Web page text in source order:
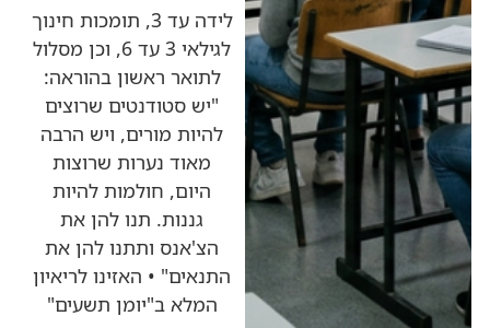
לידה עד 3, תומכות חינוך
לגילאי 3 עד 6, וכן מסלול
לתואר ראשון בהוראה:
"יש סטודנטים שרוצים
להיות מורים, ויש הרבה
מאוד נערות שרוצות
היום, חולמות להיות
גננות. תנו להן את
הצ'אנס ותתנו להן את
התנאים" • האזינו לריאיון
המלא ב"יומן תשעים"